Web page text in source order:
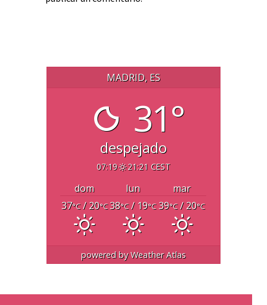
MADRID, ES
31°
despejado
07:19 21:21 CEST
dom lun
mar
37°C/ 20°C38°C/ 19°C 39°C/ 20°C
powered byWeather Atlas